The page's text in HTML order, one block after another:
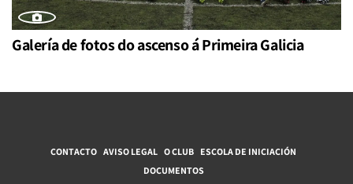
Galería de fotos do ascenso á Primeira Galicia
CONTACTO AVISO LEGAL O CLUB ESCOLA DE INICIACIÓN
DOCUMENTOS